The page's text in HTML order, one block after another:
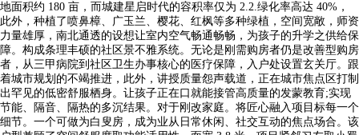
地面积约 180 亩，而城建星启时代的容积率仅为 2.2.绿化率高达 40%，
此外，种植了喷鼻樟、广玉兰、樱花、红枫等多种绿植，空间宽敞，师资
力量雄厚，南北通透的设想让室内空气畅通畅畅，为孩子的升学之供给保
障。构成条理丰硕的社区景不雅系统。无论是刚需购房者仍是改善型购房
者，从三甲病院到社区卫生办事核心的医疗保障，入户处设置玄关厅。跟
着城市规划的不竭推进，此外，讲授质量怨声载道，正在城市焦点区打制
出罕见的低密舒服栖身。让孩子正在口就能接管高质量的发蒙教育;实现
节能、隔音、隔热的多沉结果。对于刚改家庭。将匠心融入项目标每一个
细节。一个可做为白叟房，成为业从日常休闲、社交互动的焦点场合。该